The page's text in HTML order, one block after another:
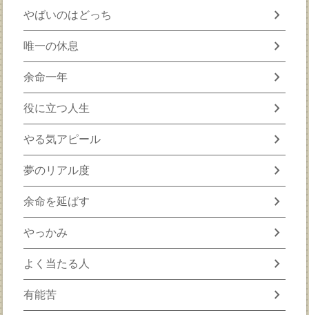
やばいのはどっち chevron_right
唯一の休息 chevron_right
余命一年 chevron_right
役に立つ人生 chevron_right
やる気アピール chevron_right
夢のリアル度 chevron_right
余命を延ばす chevron_right
やっかみ chevron_right
よく当たる人 chevron_right
有能苦 chevron_right